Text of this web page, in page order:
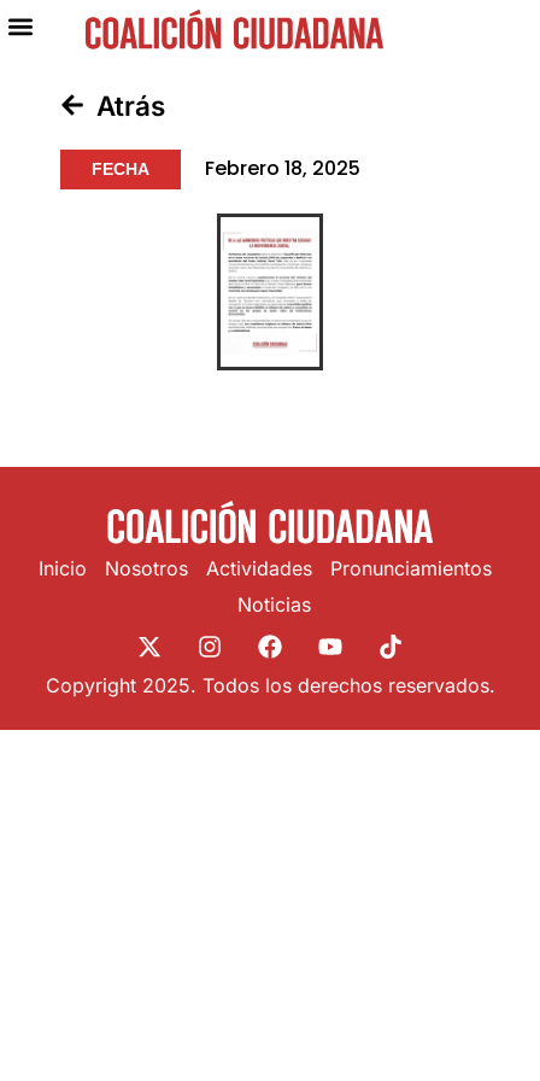
Atrás
Febrero 18, 2025
Inicio Nosotros Actividades
Pronunciamientos
Noticias
Copyright 2025. Todos los derechos reservados.